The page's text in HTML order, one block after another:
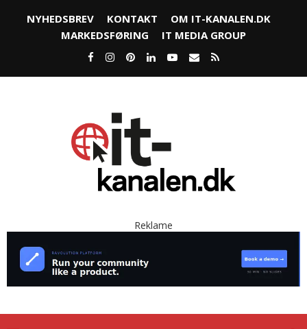
NYHEDSBREV KONTAKT
OM IT-KANALEN.DK
MARKEDSFØRING
IT MEDIA GROUP
Reklame